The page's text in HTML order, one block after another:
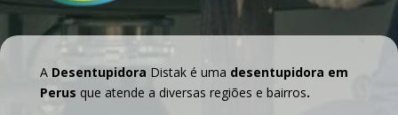
A Desentupidora Distak é uma desentupidora em
Perus que atende a diversas regiões e bairros.